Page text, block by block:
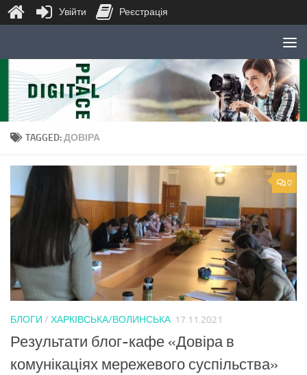
Skip to content
TAGGED:ДОВІРА
0
БЛОГИ / ХАРКІВСЬКА/ВОЛИНСЬКА 17.11.2021
Результати блог-кафе «Довіра в
комунікаціях мережевого суспільства»
Увійти Реєстрація